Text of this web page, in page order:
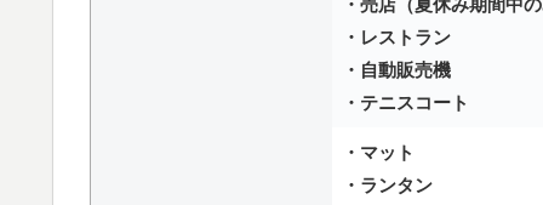
・売店（夏休み期間中
・レストラン
・自動販売機
・テニスコート
・マット
・ランタン